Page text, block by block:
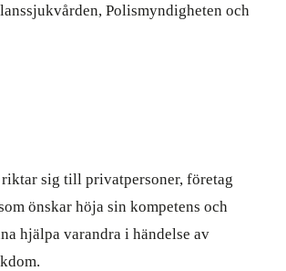
Polismyndigheten och
sig till privatpersoner, företag
önskar höja sin kompetens och
hjälpa varandra i händelse av